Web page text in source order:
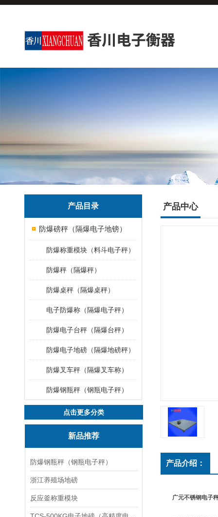
产品目录
防爆磅秤（隔爆电子地镑）
防爆称重模块（料斗电子秤）
防爆秤（隔爆秤）
防爆桌秤（隔爆桌秤）
电子防爆称（隔爆电子秤）
防爆电子台秤（隔爆台秤）
防爆电子地磅（隔爆地磅秤）
防爆叉车秤（隔爆叉车称）
防爆钢瓶秤（钢瓶电子秤）
点击更多分类
新品推荐
防爆钢瓶秤（钢瓶电子秤）
浙江养殖场地磅
反应釜称重模块
产品中心
产品介绍：
广元不锈钢电子